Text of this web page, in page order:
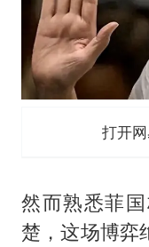
打开
然而熟悉菲
楚，这场博弈